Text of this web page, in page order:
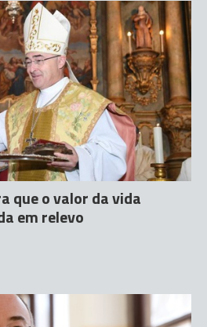
que o valor da vida
em relevo